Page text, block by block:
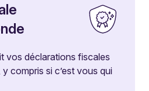
vos déclarations fiscales
compris si c’est vous qui